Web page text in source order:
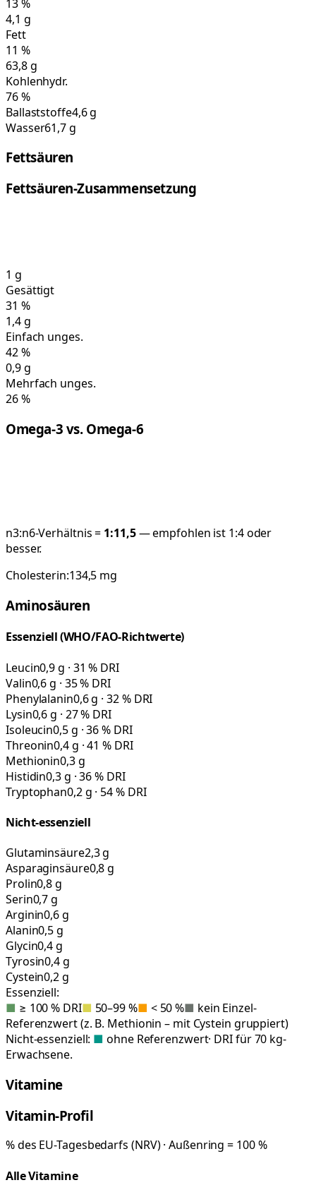
13%
4,1 g
Fett
11 %
63,8g
Kohlenhydr.
76%
Ballaststoffe4,6 g
Wasser61,7 g
Fettsäuren
Fettsäuren-Zusammensetzung
1 g
Gesättigt
31 %
1,4g
Einfach unges.
42%
0,9g
Mehrfach unges.
26%
Omega-3 vs. Omega-6
n3:n6-Verhältnis = 1:11,5— empfohlen ist 1:4 oder
besser.
Cholesterin:134,5 mg
Aminosäuren
Essenziell (WHO/FAO-Richtwerte)
Leucin0,9 g · 31 % DRI
Valin0,6 g · 35 % DRI
Phenylalanin0,6 g · 32 % DRI
Lysin0,6 g · 27 % DRI
Isoleucin0,5 g · 36 % DRI
Threonin0,4 g · 41 % DRI
Methionin0,3 g
Histidin0,3 g · 36 % DRI
Tryptophan0,2 g · 54 % DRI
Nicht-essenziell
Glutaminsäure2,3 g
Asparaginsäure0,8 g
Prolin0,8 g
Serin0,7 g
Arginin0,6 g
Alanin0,5 g
Glycin0,4 g
Tyrosin0,4 g
Cystein0,2 g
Essenziell:
■ ≥ 100 % DRI■ 50–99 %■ < 50 %■ kein Einzel-
Referenzwert (z. B. Methionin – mit Cystein gruppiert)
Nicht-essenziell: ■ ohne Referenzwert· DRI für 70 kg-
Erwachsene.
Vitamine
Vitamin-Profil
% des EU-Tagesbedarfs (NRV) · Außenring = 100 %
Alle Vitamine